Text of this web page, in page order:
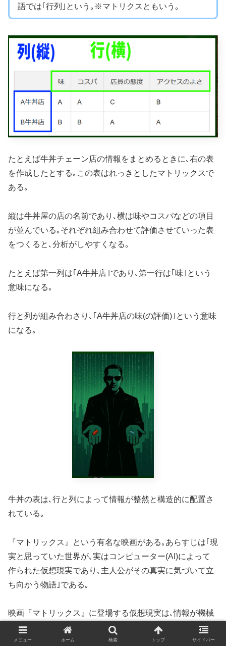
語では｢行列｣という｡※マトリクスともいう｡
たとえば牛丼チェーン店の情報をまとめるときに､右の表
を作成したとする｡この表はれっきとしたマトリックスで
ある｡
縦は牛丼屋の店の名前であり､横は味やコスパなどの項目
が並んでいる｡それぞれ組み合わせて評価させていった表
をつくると､分析がしやすくなる｡
たとえば第一列は｢A牛丼店｣であり､第一行は｢味｣という
意味になる｡
行と列が組み合わさり､｢A牛丼店の味(の評価)｣という意味
になる｡
牛丼の表は､行と列によって情報が整然と構造的に配置さ
れている｡
『マトリックス』という有名な映画がある｡あらすじは｢現
実と思っていた世界が､実はコンピューター(AI)によって
作られた仮想現実であり､主人公がその真実に気づいて立
ち向かう物語｣である｡
映画『マトリックス』に登場する仮想現実は､情報が機械
(AI)によって精密に構成された世界であり､人間たちはそ
の構造の中で生きていることに気づいていない｡プログラ
メニュー ホーム 検索 トップ サイドバー